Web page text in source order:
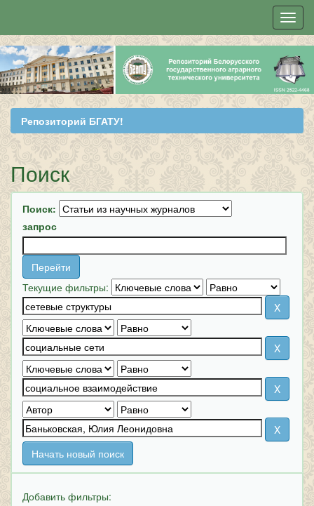
Skip
navigation
Репозиторий БГАТУ!
Поиск
Поиск:
запрос
Текущие фильтры:
Начать новый поиск
Добавить фильтры: